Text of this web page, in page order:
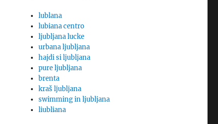
lublana
lubiana centro
ljubljana lucke
urbana ljubljana
hajdi si ljubljana
pure ljubljana
brenta
kraš ljubljana
swimming in ljubljana
liubliana